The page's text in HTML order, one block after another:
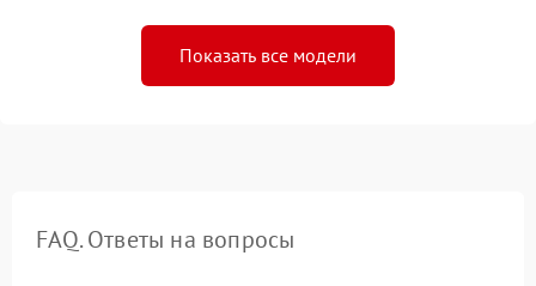
Показать все модели
FAQ. Ответы на вопросы